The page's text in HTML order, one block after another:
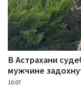
В Астрахани
мужчине
10:07